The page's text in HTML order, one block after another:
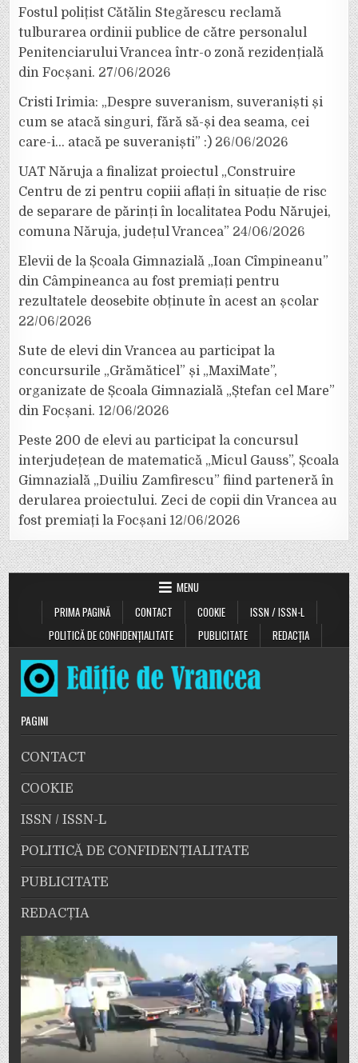
Fostul polițist Cătălin Stegărescu reclamă
tulburarea ordinii publice de către personalul
Penitenciarului Vrancea într-o zonă rezidențială
din Focșani. 27/06/2026
Cristi Irimia: „Despre suveranism, suveraniști și
cum se atacă singuri, fără să-și dea seama, cei
care-i… atacă pe suveraniști” :) 26/06/2026
UAT Năruja a finalizat proiectul „Construire
Centru de zi pentru copiii aflați în situație de risc
de separare de părinți în localitatea Podu Nărujei,
comuna Năruja, județul Vrancea” 24/06/2026
Elevii de la Școala Gimnazială „Ioan Cîmpineanu”
din Câmpineanca au fost premiați pentru
rezultatele deosebite obținute în acest an școlar
22/06/2026
Sute de elevi din Vrancea au participat la
concursurile „Grămăticel” și „MaxiMate”,
organizate de Școala Gimnazială „Ștefan cel Mare”
din Focșani. 12/06/2026
Peste 200 de elevi au participat la concursul
interjudețean de matematică „Micul Gauss”, Școala
Gimnazială „Duiliu Zamfirescu” fiind parteneră în
derularea proiectului. Zeci de copii din Vrancea au
fost premiați la Focșani 12/06/2026
MENU
PRIMA PAGINĂ
CONTACT COOKIE
ISSN / ISSN-L
POLITICĂ DE CONFIDENȚIALITATE
PUBLICITATE REDACȚIA
PAGINI
CONTACT
COOKIE
ISSN / ISSN-L
POLITICĂ DE CONFIDENȚIALITATE
PUBLICITATE
REDACȚIA